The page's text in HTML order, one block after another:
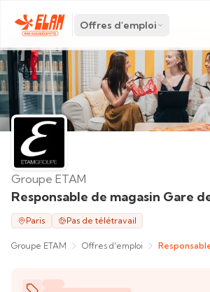
Offres d'emploi
Responsable de magasin Gare
Groupe ETAM
Paris Pas de télétravail
Groupe ETAM Offres d'emploi